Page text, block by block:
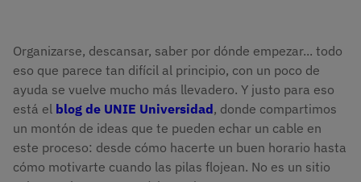
Organizarse, descansar, saber por dónde empezar... todo
eso que parece tan difícil al principio, con un poco de
ayuda se vuelve mucho más llevadero. Y justo para eso
está el blog de UNIE Universidad, donde compartimos
un montón de ideas que te pueden echar un cable en
este proceso: desde cómo hacerte un buen horario hasta
cómo motivarte cuando las pilas flojean. No es un sitio